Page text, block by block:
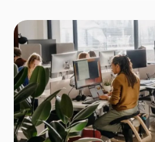
따른다”며 “결과를 보고하기 전에 스
감독을 덜 하면서 어려운 작업을 위임
직후 시선을 끈 것은 새 모델의 성능뿐
4.7이 가장 강력한 모델인 ‘클로드 미
Preview)’보다는 전반적 성능에서 뒤
언급했다. 업계 최고 수준의 강력한 모
있다”고 밝힌 이례적 행보에 관심이
월가를 흔든 ‘미토스 쇼크’의 본질